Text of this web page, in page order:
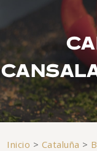
Inicio > Cataluña >